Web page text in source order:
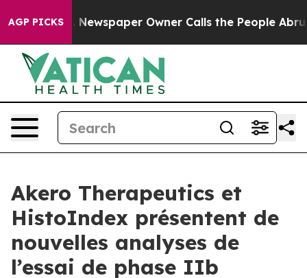
AGP PICKS
Newspaper Owner Calls the People Abruptly
Akero Therapeutics et
HistoIndex présentent de
nouvelles analyses de
l’essai de phase IIb